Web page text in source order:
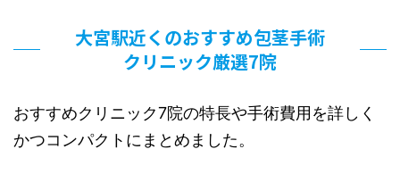
大宮駅近くのおすすめ包茎手術
クリニック厳選7院
おすすめクリニック7院の特長や手術費用を詳しく
かつコンパクトにまとめました。